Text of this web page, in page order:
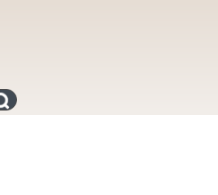
Search for an bibliography